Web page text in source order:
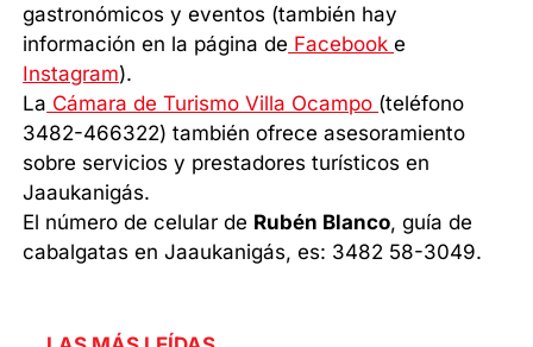
gastronómicos y eventos (también hay
información en la página de Facebooke
Instagram).
La Cámara de Turismo Villa Ocampo (teléfono
3482-466322) también ofrece asesoramiento
sobre servicios y prestadores turísticos en
Jaaukanigás.
El número de celular de Rubén Blanco, guía de
cabalgatas en Jaaukanigás, es: 3482 58-3049.